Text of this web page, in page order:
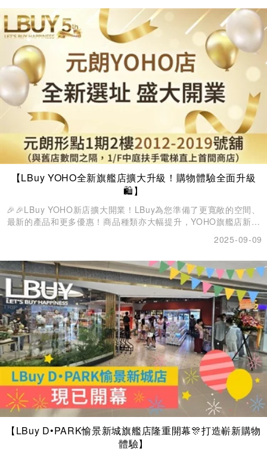
【LBuy YOHO全新旗艦店擴大升級！購物體驗全面升級
🛍️】
🎉🎉LBuy YOHO新店擴大開業！LBuy為您準備了更寬敞的空間、
最新的產品和更多優惠！商品種類亦大幅提升，YOHO旗艦店新增
駐！由名牌潮牌手袋服飾、人氣熱賣精品玩具、到零食🍭及日用
2025-09-09
【LBuy D•PARK愉景新城旗艦店隆重開幕🎊打造嶄新購物
體驗】